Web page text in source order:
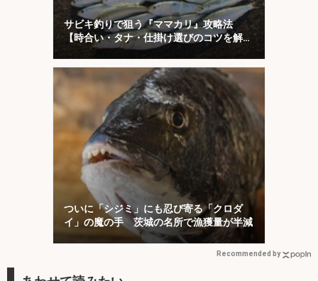
サビキ釣りで狙う『ママカリ』攻略法
【時合い・タナ・仕掛け選びのコツを解
説】
ついに「シジミ」にも忍び寄る「クロダ
イ」の魔の手 茨城の名所で漁獲量が半減
Recommended by